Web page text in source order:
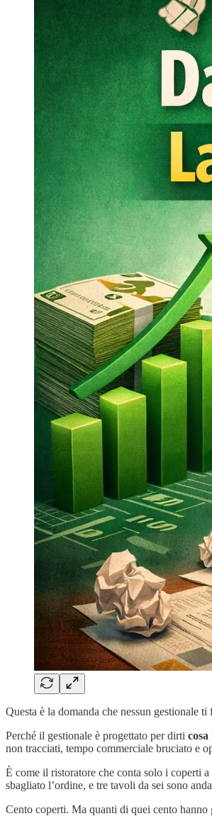
Questa è la domanda che nessun gestionale ti
Perché il gestionale è progettato per dirti
non tracciati, tempo commerciale bruciato e
È come il ristoratore che conta solo i coperti
sbagliato l’ordine, e tre tavoli da sei sono
Cento coperti. Ma quanti di quei cento hanno